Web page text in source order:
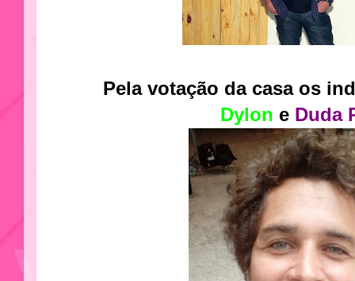
Pela votação da casa os
Dylon e Duda